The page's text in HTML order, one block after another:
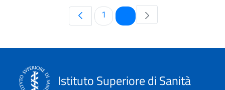
Pagina
1 Pagina
Istituto Superiore di Sanità